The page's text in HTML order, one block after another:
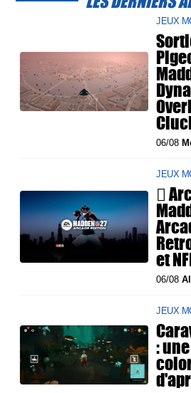
JEUX
06/08
JEUX

et
06/08
JEUX
: